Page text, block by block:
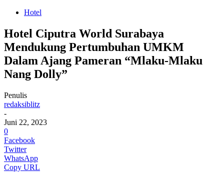
Hotel
Hotel Ciputra World Surabaya
Mendukung Pertumbuhan UMKM
Dalam Ajang Pameran “Mlaku-Mlaku
Nang Dolly”
Penulis
redaksiblitz
-
Juni 22, 2023
0
Facebook
Twitter
WhatsApp
Copy URL